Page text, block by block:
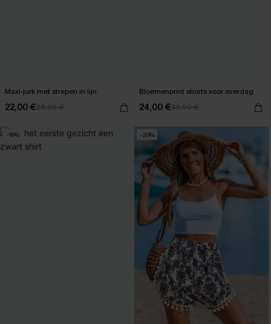
Maxi-jurk met strepen in lijn
22,00 €28,00 €
Bloemenprint shorts voor overdag
24,00 €30,00 €
-19% -20%